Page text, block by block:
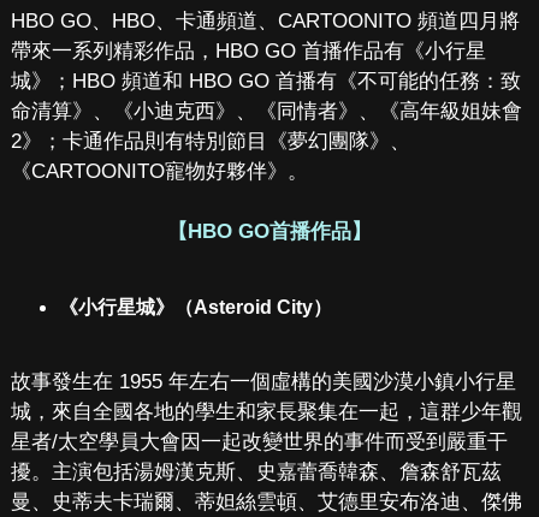
HBO GO、HBO、卡通頻道、CARTOONITO 頻道四月將
帶來一系列精彩作品，HBO GO 首播作品有《小行星
城》；HBO 頻道和 HBO GO 首播有《不可能的任務：致
命清算》、《小迪克西》、《同情者》、《高年級姐妹會
2》；卡通作品則有特別節目《夢幻團隊》、
《CARTOONITO寵物好夥伴》。
【HBO GO首播作品】
《小行星城》（Asteroid City）
故事發生在 1955 年左右一個虛構的美國沙漠小鎮小行星
城，來自全國各地的學生和家長聚集在一起，這群少年觀
星者/太空學員大會因一起改變世界的事件而受到嚴重干
擾。主演包括湯姆漢克斯、史嘉蕾喬韓森、詹森舒瓦茲
曼、史蒂夫卡瑞爾、蒂妲絲雲頓、艾德里安布洛迪、傑佛